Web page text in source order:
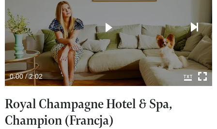
0:00 / 2:02
Royal Champagne Hotel & Spa,
Champion (Francja)